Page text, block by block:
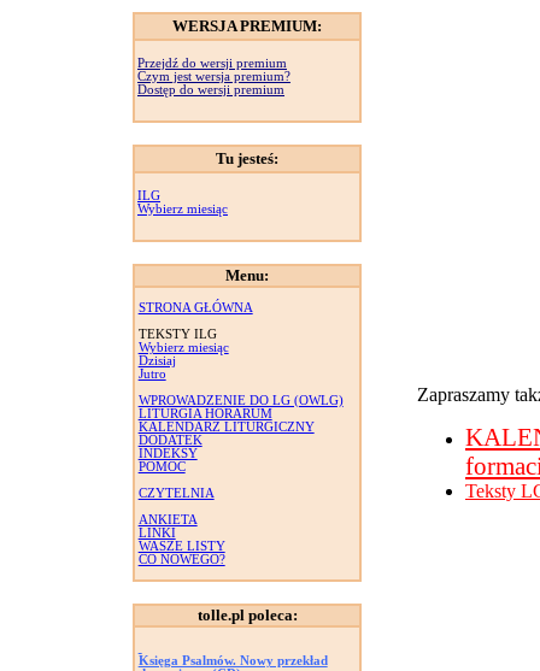
WERSJA PREMIUM:
Przejdź do wersji premium
Czym jest wersja premium?
Dostęp do wersji premium
Tu jesteś:
ILG
Wybierz miesiąc
Menu:
STRONA GŁÓWNA
TEKSTY ILG
Wybierz miesiąc
Dzisiaj
Jutro
WPROWADZENIE DO LG (OWLG)
LITURGIA HORARUM
KALENDARZ LITURGICZNY
DODATEK
INDEKSY
POMOC
CZYTELNIA
ANKIETA
LINKI
WASZE LISTY
CO NOWEGO?
tolle.pl poleca:
Księga Psalmów. Nowy przekład
Zapraszamy
Teksty